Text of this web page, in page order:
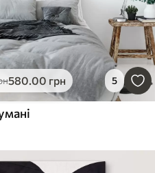
580.00 грн 5